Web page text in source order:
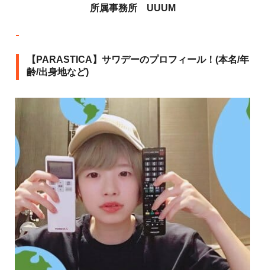
所属事務所 UUUM
【PARASTICA】サワデーのプロフィール！(本名/年
齢/出身地など)